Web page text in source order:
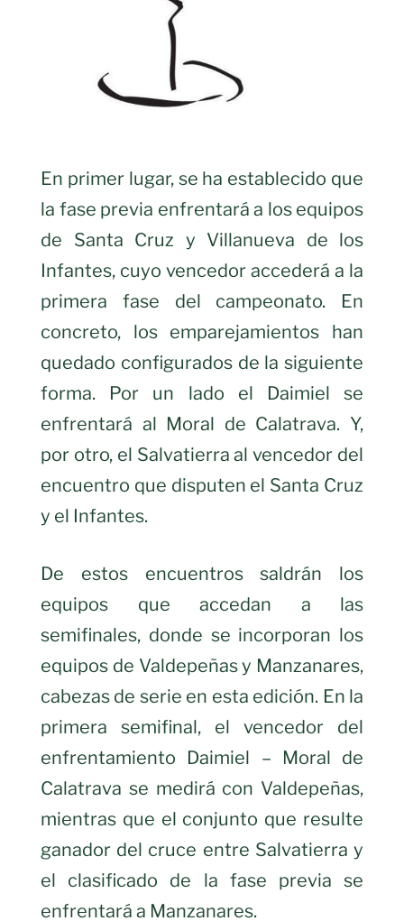
En primer lugar, se ha establecido que
la fase previa enfrentará a los equipos
de Santa Cruz y Villanueva de los
Infantes, cuyo vencedor accederá a la
primera fase del campeonato. En
concreto, los emparejamientos han
quedado configurados de la siguiente
forma. Por un lado el Daimiel se
enfrentará al Moral de Calatrava. Y,
por otro, el Salvatierra al vencedor del
encuentro que disputen el Santa Cruz
y el Infantes.
De estos encuentros saldrán los
equipos que accedan a las
semifinales, donde se incorporan los
equipos de Valdepeñas y Manzanares,
cabezas de serie en esta edición. En la
primera semifinal, el vencedor del
enfrentamiento Daimiel – Moral de
Calatrava se medirá con Valdepeñas,
mientras que el conjunto que resulte
ganador del cruce entre Salvatierra y
el clasificado de la fase previa se
enfrentará a Manzanares.